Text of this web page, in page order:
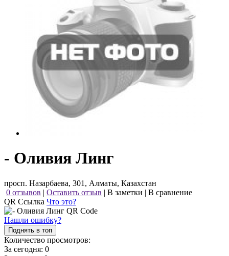
- Оливия Линг
просп. Назарбаева, 301, Алматы, Казахстан
0 отзывов | Оставить отзыв | В заметки | В сравнение
QR Ссылка Что это?
Нашли ошибку?
Поднять в топ
Количество просмотров:
За сегодня: 0